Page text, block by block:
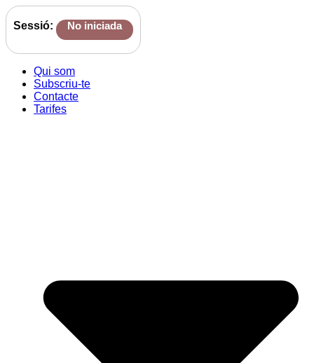
Sessió: No iniciada
Qui som
Subscriu-te
Contacte
Tarifes